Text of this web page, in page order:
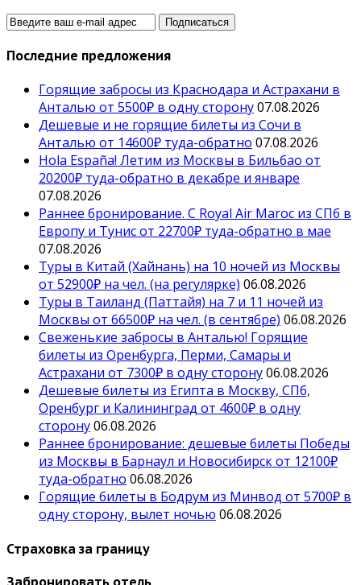
Последние предложения
Горящие забросы из Краснодара и Астрахани в
Анталью от 5500₽ в одну сторону07.08.2026
Дешевые и не горящие билеты из Сочи в
Анталью от 14600₽ туда-обратно 07.08.2026
Hola España! Летим из Москвы в Бильбао от
20200₽ туда-обратно в декабре и январе
07.08.2026
Раннее бронирование. С Royal Air Maroc из СПб в
Европу и Тунис от 22700₽ туда-обратно в мае
07.08.2026
Туры в Китай (Хайнань) на 10 ночей из Москвы
от 52900₽ на чел. (на регулярке) 06.08.2026
Туры в Таиланд (Паттайя) на 7 и 11 ночей из
Москвы от 66500₽ на чел. (в сентябре) 06.08.2026
Свеженькие забросы в Анталью! Горящие
билеты из Оренбурга, Перми, Самары и
Астрахани от 7300₽ в одну сторону06.08.2026
Дешевые билеты из Египта в Москву, СПб,
Оренбург и Калининград от 4600₽ в одну
сторону06.08.2026
Раннее бронирование: дешевые билеты Победы
из Москвы в Барнаул и Новосибирск от 12100₽
туда-обратно 06.08.2026
Горящие билеты в Бодрум из Минвод от 5700₽ в
одну сторону, вылет ночью 06.08.2026
Страховка за границу
Забронировать отель